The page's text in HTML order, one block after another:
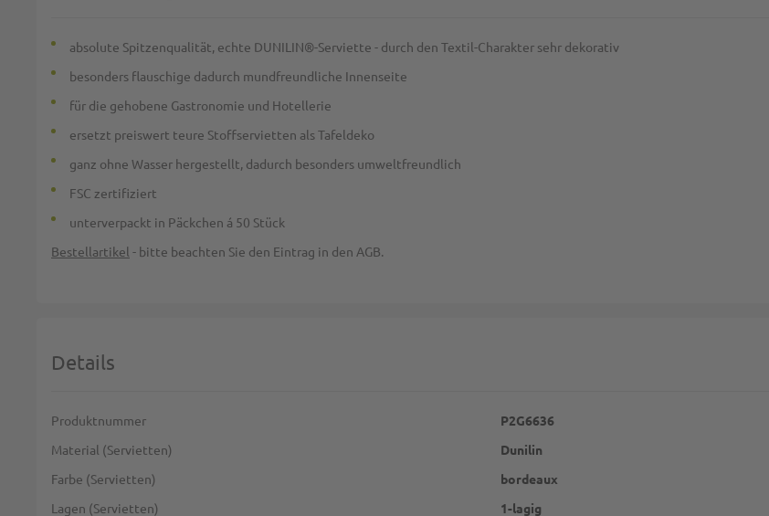
absolute Spitzenqualität, echte DUNILIN®-Serviette - durch den Textil-Charakter sehr dekorativ
besonders flauschige dadurch mundfreundliche Innenseite
für die gehobene Gastronomie und Hotellerie
ersetzt preiswert teure Stoffservietten als Tafeldeko
ganz ohne Wasser hergestellt, dadurch besonders umweltfreundlich
FSC zertifiziert
unterverpackt in Päckchen á 50 Stück
Bestellartikel - bitte beachten Sie den Eintrag in den AGB.
Details
Weitere Informationen
Produktnummer
P2G6636
Material (Servietten)
Dunilin
Farbe (Servietten)
bordeaux
Lagen (Servietten)
1-lagig